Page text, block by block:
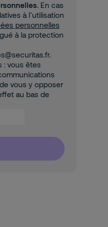
. En cas
à l’utilisation
personnelles
à la protection
: vous êtes
vous y opposer
au bas de